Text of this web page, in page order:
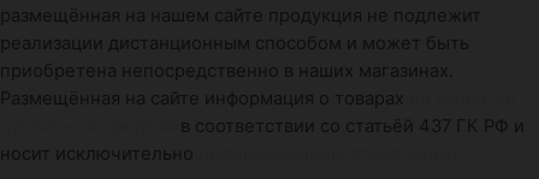
размещённая на нашем сайте продукция не подлежит
реализации дистанционным способом и может быть
приобретена непосредственно в наших магазинах.
Размещённая на сайте информация о товарах
в соответствии со статьёй 437 ГК РФ и
носит исключительно